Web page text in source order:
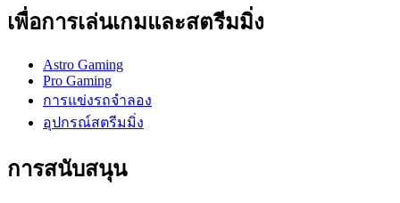
เพื่อการเล่นเกมและสตรีมมิ่ง
Astro Gaming
Pro Gaming
การแข่งรถจำลอง
อุปกรณ์สตรีมมิ่ง
การสนับสนุน